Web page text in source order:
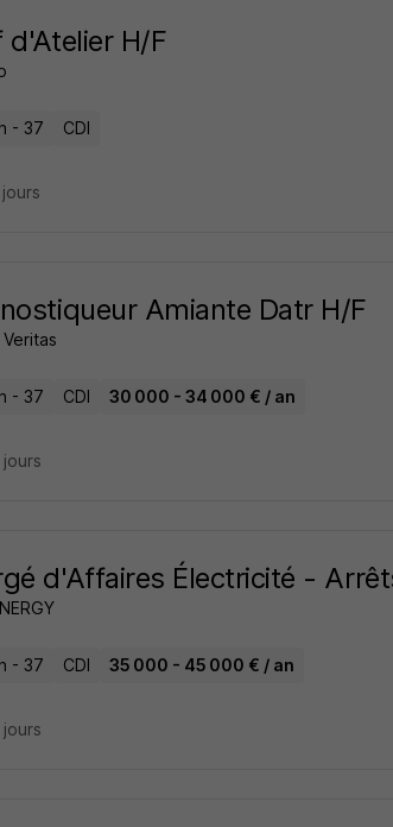
d'Atelier H/F
- 37 CDI
Amiante Datr H/F
- 37 CDI 30 000 - 34 000 € / an
d'Affaires Électricité -
- 37 CDI 35 000 - 45 000 € / an